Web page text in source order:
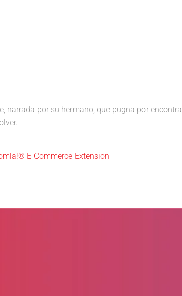
por su hermano, que pugna por
E-Commerce Extension